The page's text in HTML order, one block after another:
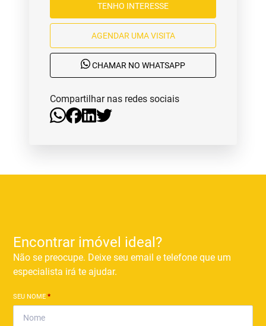
TENHO INTERESSE
AGENDAR UMA VISITA
CHAMAR NO WHATSAPP
Compartilhar nas redes sociais
Encontrar imóvel ideal?
Não se preocupe. Deixe seu email e telefone que um
especialista irá te ajudar.
SEU NOME*